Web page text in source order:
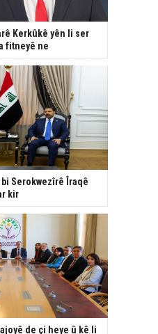
Kerkûkê yên li ser
fitneyê ne
Serokwezîrê Îraqê
kir
de çi heye û kê li